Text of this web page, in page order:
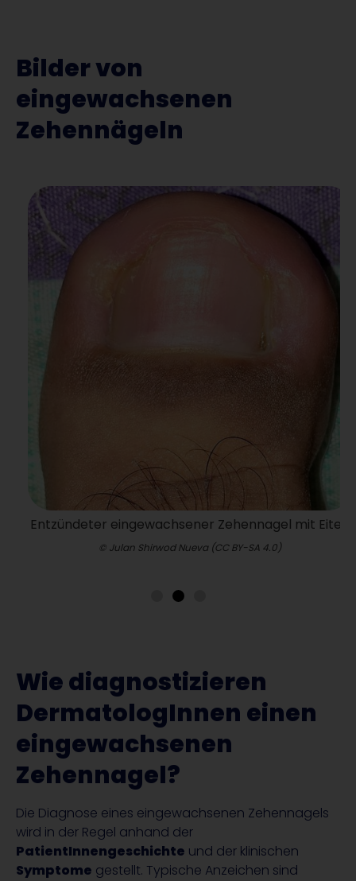
Bilder von
eingewachsenen
Zehennägeln
Entzündeter eingewachsener Zehennagel mit Eiter.
© Julan Shirwod Nueva (CC BY-SA 4.0)
Wie diagnostizieren
DermatologInnen einen
eingewachsenen
Zehennagel?
Die Diagnose eines eingewachsenen Zehennagels
wird in der Regel anhand der
PatientInnengeschichte und der klinischen
Symptome gestellt. Typische Anzeichen sind